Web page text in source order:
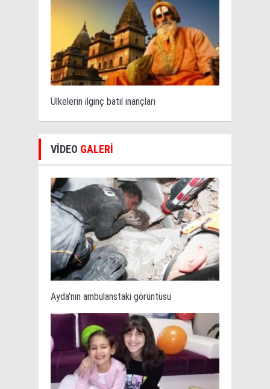
Ülkelerin ilginç batıl inançları
VİDEO GALERİ
Ayda'nın ambulanstaki görüntüsü